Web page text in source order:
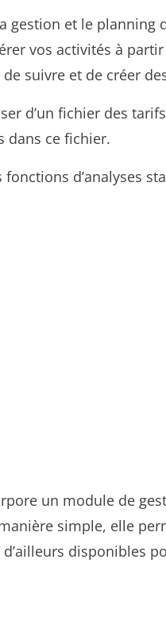
et le planning
vos activités à
suivre et de créer
d’un fichier des
dans ce fichier.
d’analyses
un module de
simple, elle
disponibles